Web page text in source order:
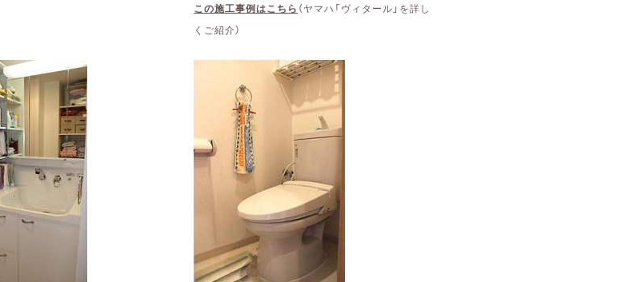
この施工事例はこちら （ヤマハ「ヴィタール」を詳し
くご紹介）